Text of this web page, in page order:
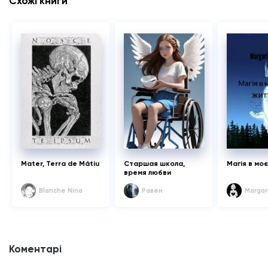
Mater, Terra de Mátiu
Blanche Nina
Старшая школа,
время любви
Равен
Магія в
Коментарі